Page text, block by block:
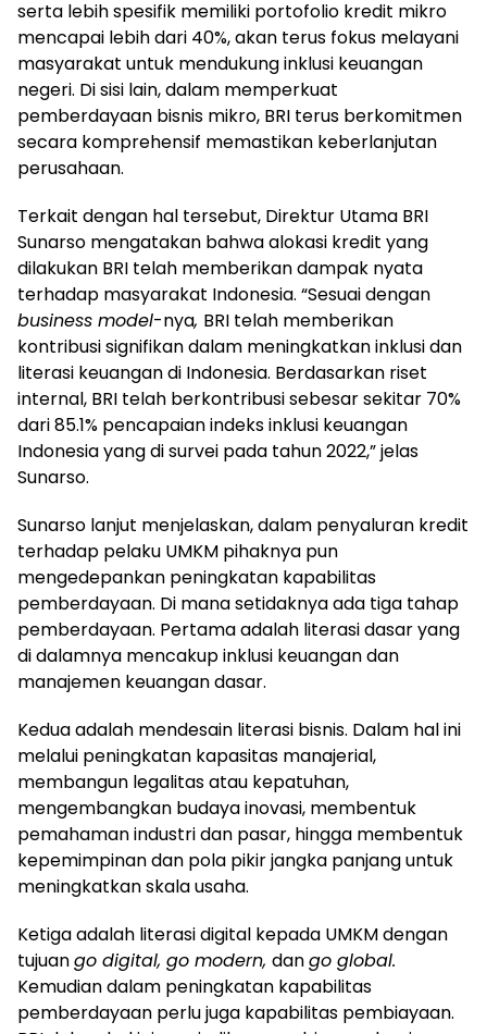
serta lebih spesifik memiliki portofolio kredit mikro
mencapai lebih dari 40%, akan terus fokus melayani
masyarakat untuk mendukung inklusi keuangan
negeri. Di sisi lain, dalam memperkuat
pemberdayaan bisnis mikro, BRI terus berkomitmen
secara komprehensif memastikan keberlanjutan
perusahaan.
Terkait dengan hal tersebut, Direktur Utama BRI
Sunarso mengatakan bahwa alokasi kredit yang
dilakukan BRI telah memberikan dampak nyata
terhadap masyarakat Indonesia. “Sesuai dengan
business model-nya, BRI telah memberikan
kontribusi signifikan dalam meningkatkan inklusi dan
literasi keuangan di Indonesia. Berdasarkan riset
internal, BRI telah berkontribusi sebesar sekitar 70%
dari 85.1% pencapaian indeks inklusi keuangan
Indonesia yang di survei pada tahun 2022,” jelas
Sunarso.
Sunarso lanjut menjelaskan, dalam penyaluran kredit
terhadap pelaku UMKM pihaknya pun
mengedepankan peningkatan kapabilitas
pemberdayaan. Di mana setidaknya ada tiga tahap
pemberdayaan. Pertama adalah literasi dasar yang
di dalamnya mencakup inklusi keuangan dan
manajemen keuangan dasar.
Kedua adalah mendesain literasi bisnis. Dalam hal ini
melalui peningkatan kapasitas manajerial,
membangun legalitas atau kepatuhan,
mengembangkan budaya inovasi, membentuk
pemahaman industri dan pasar, hingga membentuk
kepemimpinan dan pola pikir jangka panjang untuk
meningkatkan skala usaha.
Ketiga adalah literasi digital kepada UMKM dengan
tujuango digital, go modern, dango global.
Kemudian dalam peningkatan kapabilitas
pemberdayaan perlu juga kapabilitas pembiayaan.